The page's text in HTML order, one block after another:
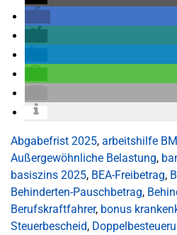
Abgabefrist 2025, arbeitshilfe
Außergewöhnliche Belastung,
basiszins 2025, BEA-Freibetrag,
Behinderten-Pauschbetrag,
Berufskraftfahrer, bonus
Steuerbescheid,